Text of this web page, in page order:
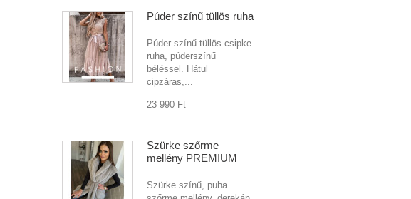
Púder színű tüllös ruha
Púder színű tüllös csipke
ruha, púderszínű
béléssel. Hátul
cipzáras,...
23 990 Ft‎
Szürke szőrme
mellény PREMIUM
Szürke színű, puha